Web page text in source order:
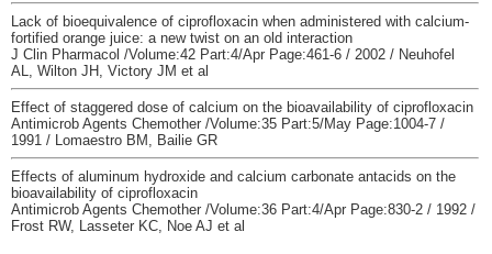
Lack of bioequivalence of ciprofloxacin when administered with calcium-
fortified orange juice: a new twist on an old interaction
J Clin Pharmacol /Volume:42 Part:4/Apr Page:461-6 / 2002 / Neuhofel
AL, Wilton JH, Victory JM et al
Effect of staggered dose of calcium on the bioavailability of ciprofloxacin
Antimicrob Agents Chemother /Volume:35 Part:5/May Page:1004-7 /
1991 / Lomaestro BM, Bailie GR
Effects of aluminum hydroxide and calcium carbonate antacids on the
bioavailability of ciprofloxacin
Antimicrob Agents Chemother /Volume:36 Part:4/Apr Page:830-2 / 1992 /
Frost RW, Lasseter KC, Noe AJ et al